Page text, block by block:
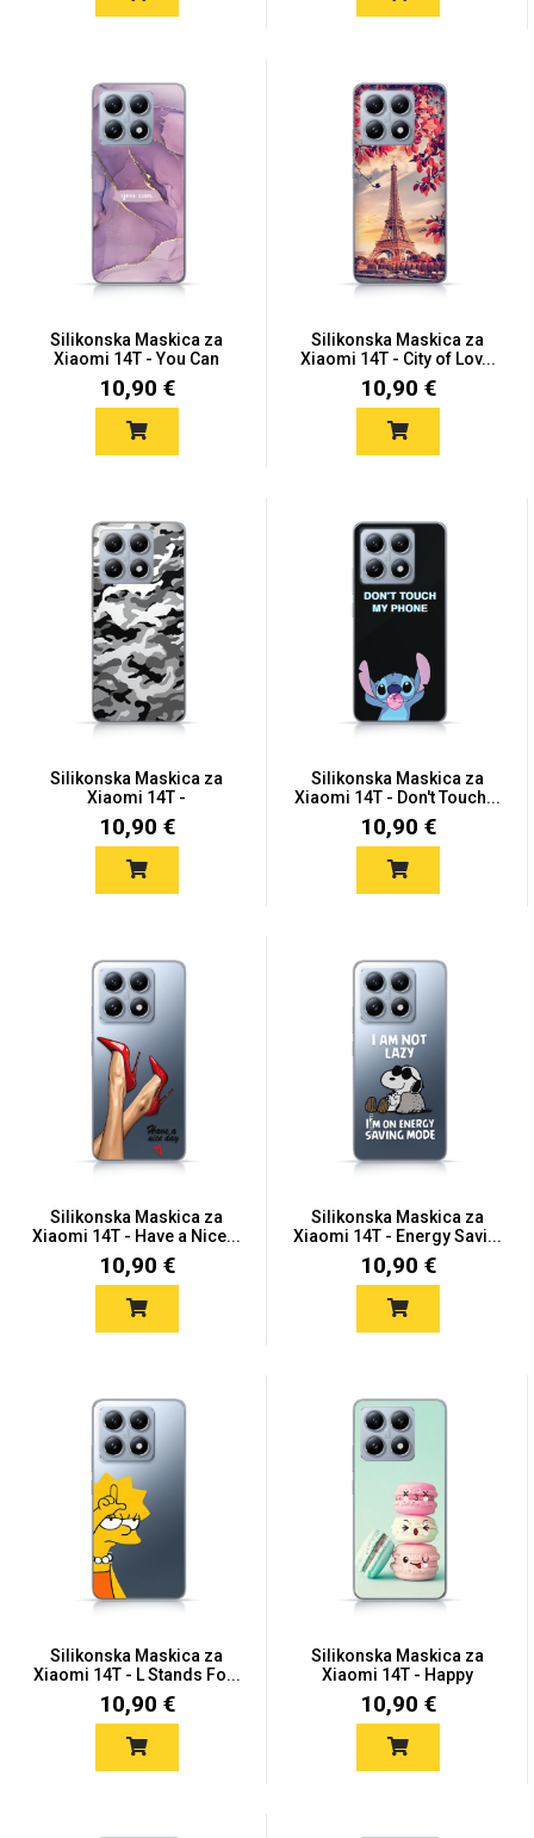
Silikonska Maskica za
Xiaomi 14T - You Can
10,90 €
Silikonska Maskica za
Xiaomi 14T - City of Lov...
10,90 €
Silikonska Maskica za
Xiaomi 14T -
Camouflage...
10,90 €
Silikonska Maskica za
Xiaomi 14T - Don't Touch...
10,90 €
Silikonska Maskica za
Xiaomi 14T - Have a Nice...
10,90 €
Silikonska Maskica za
Xiaomi 14T - Energy Savi...
10,90 €
Silikonska Maskica za
Xiaomi 14T - L Stands Fo...
10,90 €
Silikonska Maskica za
Xiaomi 14T - Happy
Macar...
10,90 €
Svijet životinja Auto - Moto motivi
Mandale / Cvjetni
Gaming motivi Crtani filmovi
Sportski motivi Obiteljski motivi